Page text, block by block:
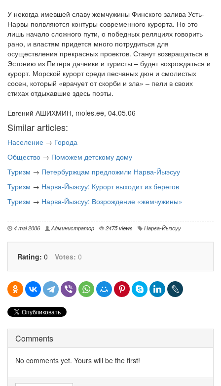
У некогда имевшей славу жемчужины Финского залива Усть-
Нарвы появляются контуры современного курорта. Но это
лишь начало сложного пути, о победных реляциях говорить
рано, и властям придется много потрудиться для
осуществления прекрасных проектов. Станут возвращаться в
Эстонию из Питера дачники и туристы – будет возрождаться и
курорт. Морской курорт среди песчаных дюн и смолистых
сосен, который «врачует от скорби и зла» – пели в своих
стихах отдыхавшие здесь поэты.
Евгений АШИХМИН, moles.ee, 04.05.06
Similar articles:
Население → Города
Общество → Поможем детскому дому
Туризм → Петербуржцам предложили Нарва-Йыэсуу
Туризм → Нарва-Йыэсуу: Курорт выходит из берегов
Туризм → Нарва-Йыэсуу: Возрождение «жемчужины»
4 mai 2006 Администратор 2475 views Нарва-Йыэсуу
Rating: 0 Votes: 0
Comments
No comments yet. Yours will be the first!